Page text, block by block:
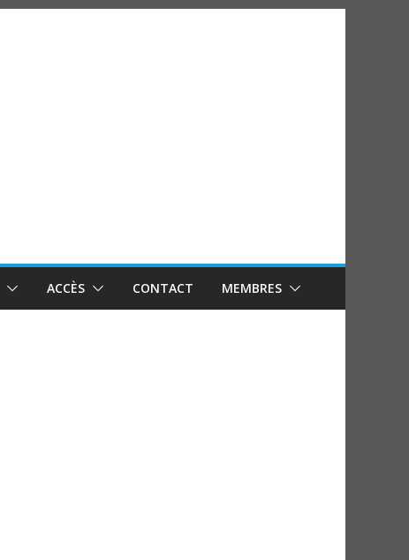
ACCÈS CONTACT MEMBRES